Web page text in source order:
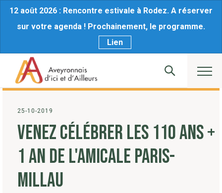
12 août 2026 : Rencontre estivale à Rodez. A réserver
sur votre agenda ! Prochainement, le programme.
Lien
25-10-2019
VENEZ CÉLÉBRER LES 110 ANS +
1 AN DE L'AMICALE PARIS-
MILLAU